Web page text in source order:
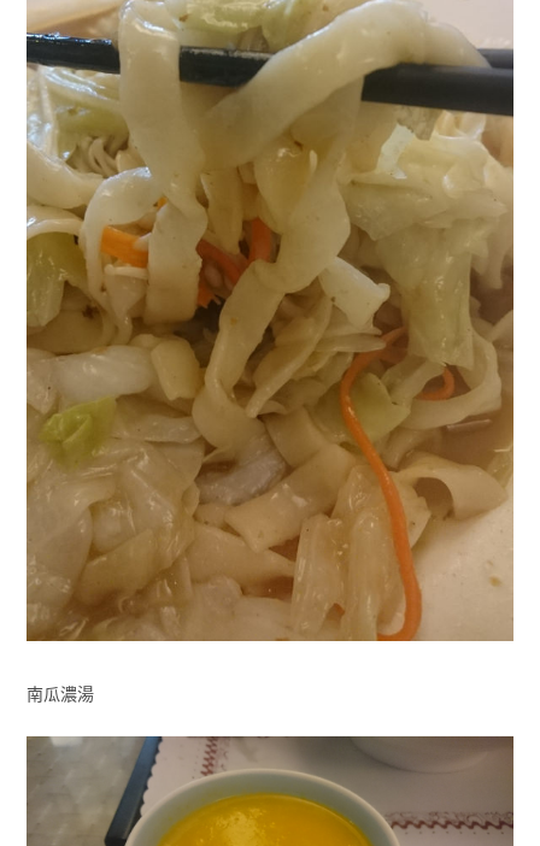
南瓜濃湯